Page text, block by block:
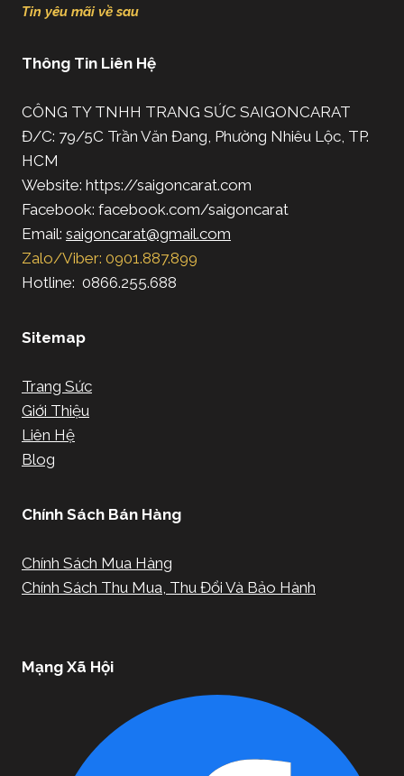
Tin yêu mãi về sau
Thông Tin Liên Hệ
CÔNG TY TNHH TRANG SỨC SAIGONCARAT
Đ/C: 79/5C Trần Văn Đang, Phường Nhiêu Lộc, TP.
HCM
Website: https://saigoncarat.com
Facebook: facebook.com/saigoncarat
Email: saigoncarat@gmail.com
Zalo/Viber: 0901.887.899
Hotline: 0866.255.688
Sitemap
Trang Sức
Giới Thiệu
Liên Hệ
Blog
Chính Sách Bán Hàng
Chính Sách Mua Hàng
Chính Sách Thu Mua, Thu Đổi Và Bảo Hành
Mạng Xã Hội